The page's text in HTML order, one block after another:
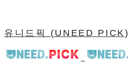
유니드픽 (UNEED PICK)